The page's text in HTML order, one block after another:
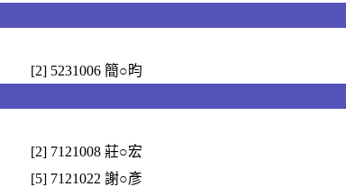
[2] 5231006 簡○昀
[2] 7121008 莊○宏
[5] 7121022 謝○彥